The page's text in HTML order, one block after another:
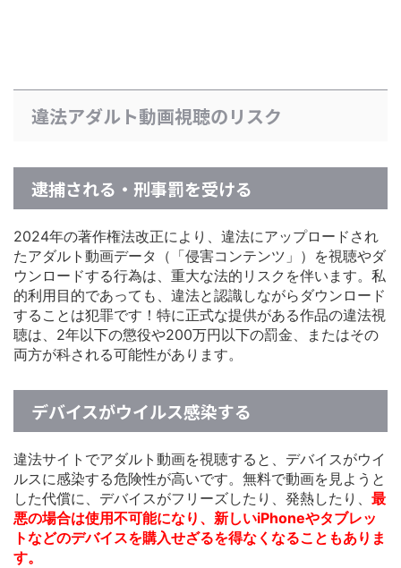
違法アダルト動画視聴のリスク
逮捕される・刑事罰を受ける
2024年の著作権法改正により、違法にアップロードされ
たアダルト動画データ（「侵害コンテンツ」）を視聴やダ
ウンロードする行為は、重大な法的リスクを伴います。私
的利用目的であっても、違法と認識しながらダウンロード
することは犯罪です！特に正式な提供がある作品の違法視
聴は、2年以下の懲役や200万円以下の罰金、またはその
両方が科される可能性があります。
デバイスがウイルス感染する
違法サイトでアダルト動画を視聴すると、デバイスがウイ
ルスに感染する危険性が高いです。無料で動画を見ようと
した代償に、デバイスがフリーズしたり、発熱したり、 最
悪の場合は使用不可能になり、新しいiPhoneやタブレッ
トなどのデバイスを購入せざるを得なくなることもありま
す。